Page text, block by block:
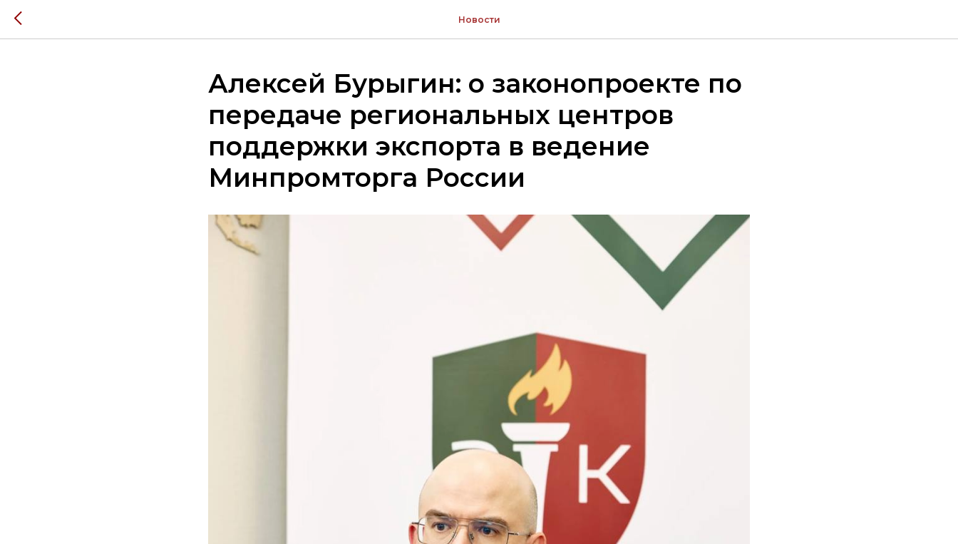
Новости
Алексей Бурыгин: о законопроекте по
передаче региональных центров
поддержки экспорта в ведение
Минпромторга России